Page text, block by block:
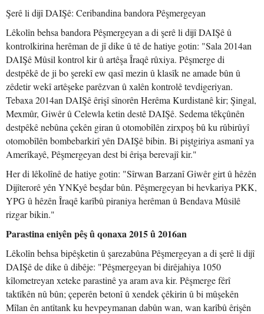
Şerê li dijî DAIŞê: Ceribandina bandora Pêşmergeyan
Lêkolîn behsa bandora Pêşmergeyan a di şerê li dijî DAIŞê û
kontrolkirina herêman de jî dike û tê de hatiye gotin: "Sala 2014an
DAIŞê Mûsil kontrol kir û artêşa Îraqê rûxiya. Pêşmerge di
destpêkê de ji bo şerekî ew qasî mezin û klasîk ne amade bûn û
zêdetir wekî artêşeke parêzvan û xalên kontrolê tevdigeriyan.
Tebaxa 2014an DAIŞê êrişî sînorên Herêma Kurdistanê kir; Şingal,
Mexmûr, Giwêr û Celewla ketin destê DAIŞê. Sedema têkçûnên
destpêkê nebûna çekên giran û otomobîlên zirxpoş bû ku rûbirûyî
otomobîlên bombebarkirî yên DAIŞê bibin. Bi piştgiriya asmanî ya
Amerîkayê, Pêşmergeyan dest bi êrişa berevajî kir."
Her di lêkolînê de hatiye gotin: "Sîrwan Barzanî Giwêr girt û hêzên
Dijîterorê yên YNKyê beşdar bûn. Pêşmergeyan bi hevkariya PKK,
YPG û hêzên Îraqê karîbû piraniya herêman û Bendava Mûsilê
rizgar bikin."
Parastina eniyên pêş û qonaxa 2015 û 2016an
Lêkolîn behsa bipêşketin û şarezabûna Pêşmergeyan a di şerê li dijî
DAIŞê de dike û dibêje: "Pêşmergeyan bi dirêjahiya 1050
kîlometreyan xeteke parastinê ya aram ava kir. Pêşmerge fêrî
taktîkên nû bûn; çeperên betonî û xendek çêkirin û bi mûşekên
Mîlan ên antîtank ku hevpeymanan dabûn wan, wan karîbû êrişên